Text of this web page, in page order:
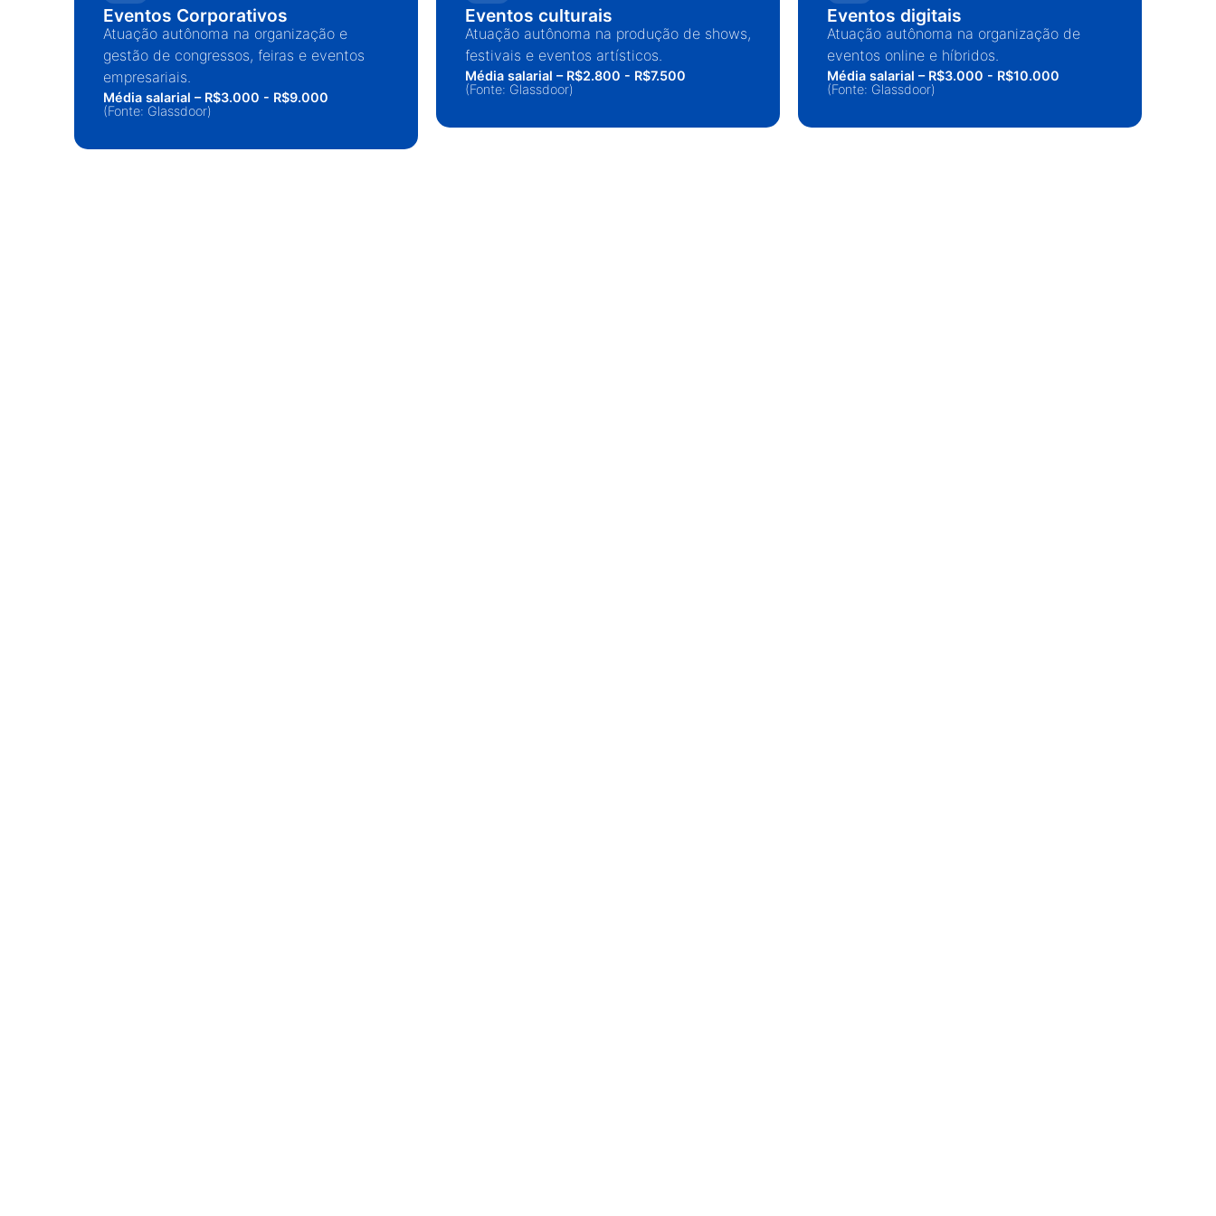
Eventos Corporativos
Atuação autônoma na organização e
gestão de congressos, feiras e eventos
empresariais.
Média salarial – R$3.000 - R$9.000
(Fonte: Glassdoor)
Eventos culturais
Atuação autônoma na produção de shows,
festivais e eventos artísticos.
Média salarial – R$2.800 - R$7.500
(Fonte: Glassdoor)
Eventos digitais
Atuação autônoma na organização de
eventos online e híbridos.
Média salarial – R$3.000 - R$10.000
(Fonte: Glassdoor)